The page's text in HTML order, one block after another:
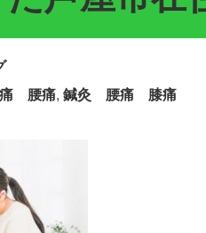
腰痛, 鍼灸 腰痛 膝痛